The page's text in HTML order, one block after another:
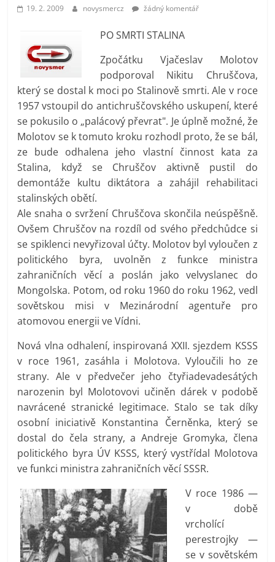
prospívá?
19. 2. 2009 novysmercz žádný komentář
PO SMRTI STALINA
Zpočátku Vjačeslav Molotov
podporoval Nikitu Chruščova,
který se dostal k moci po Stalinově smrti. Ale v roce
1957 vstoupil do antichruščovského uskupení, které
se pokusilo o „palácový převrat". Je úplně možné, že
Molotov se k tomuto kroku rozhodl proto, že se bál,
ze bude odhalena jeho vlastní činnost kata za
Stalina, když se Chruščov aktivně pustil do
demontáže kultu diktátora a zahájil rehabilitaci
stalinských obětí.
Ale snaha o svržení Chruščova skončila neúspěšně.
Ovšem Chruščov na rozdíl od svého předchůdce si
se spiklenci nevyřizoval účty. Molotov byl vyloučen z
politického byra, uvolněn z funkce ministra
zahraničních věcí a poslán jako velvyslanec do
Mongolska. Potom, od roku 1960 do roku 1962, vedl
sovětskou misi v Mezinárodní agentuře pro
atomovou energii ve Vídni.
Nová vlna odhalení, inspirovaná XXII. sjezdem KSSS
v roce 1961, zasáhla i Molotova. Vyloučili ho ze
strany. Ale v předvečer jeho čtyřiadevadesátých
narozenin byl Molotovovi učiněn dárek v podobě
navrácené stranické legitimace. Stalo se tak díky
osobní iniciativě Konstantina Černěnka, který se
dostal do čela strany, a Andreje Gromyka, člena
politického byra ÚV KSSS, který vystřídal Molotova
ve funkci ministra zahraničních věcí SSSR.
V roce 1986 —
v době
vrcholící
perestrojky —
se v sovětském